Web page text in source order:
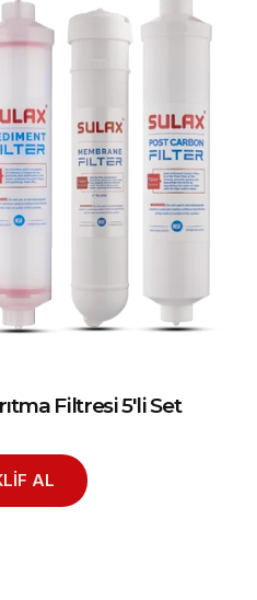
Filtresi 5'li Set
AL